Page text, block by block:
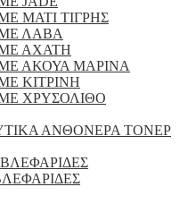
ΜΑΤΙ ΤΙΓΡΗΣ
ΛΑΒΑ
ΑΧΑΤΗ
ΑΚΟΥΑ ΜΑΡΙΝΑ
ΚΙΤΡΙΝΗ
ΧΡΥΣΟΛΙΘΟ
ΑΝΘΟΝΕΡΑ ΤΟΝΕΡ